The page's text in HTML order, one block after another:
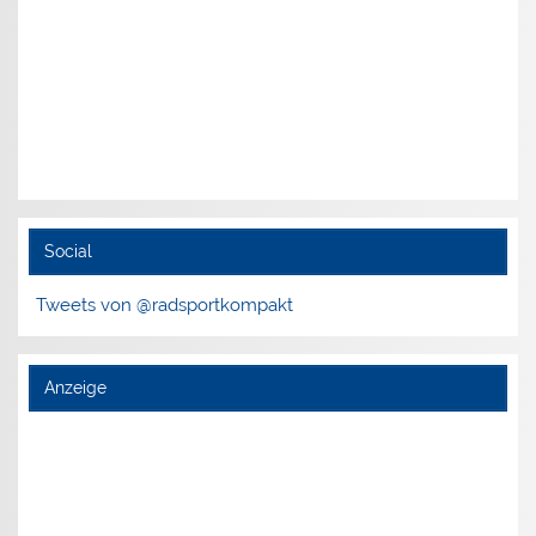
Social
Tweets von @radsportkompakt
Anzeige